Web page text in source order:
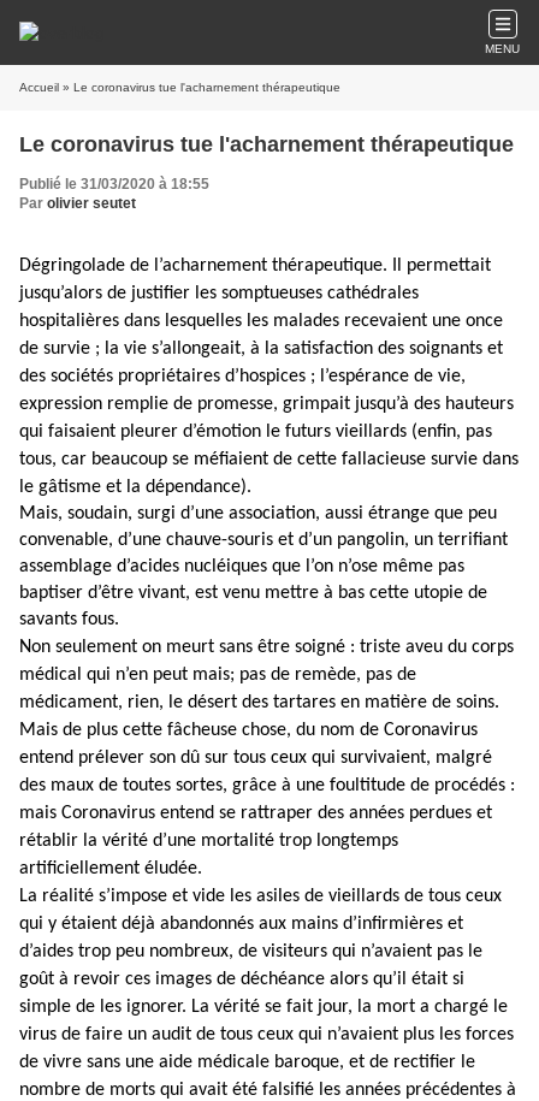
MENU
Accueil » Le coronavirus tue l'acharnement thérapeutique
Le coronavirus tue l'acharnement thérapeutique
Publié le 31/03/2020 à 18:55
Par olivier seutet
Dégringolade de l’acharnement thérapeutique. Il permettait
jusqu’alors de justifier les somptueuses cathédrales
hospitalières dans lesquelles les malades recevaient une once
de survie ; la vie s’allongeait, à la satisfaction des soignants et
des sociétés propriétaires d’hospices ; l’espérance de vie,
expression remplie de promesse, grimpait jusqu’à des hauteurs
qui faisaient pleurer d’émotion le futurs vieillards (enfin, pas
tous, car beaucoup se méfiaient de cette fallacieuse survie dans
le gâtisme et la dépendance).
Mais, soudain, surgi d’une association, aussi étrange que peu
convenable, d’une chauve-souris et d’un pangolin, un terrifiant
assemblage d’acides nucléiques que l’on n’ose même pas
baptiser d’être vivant, est venu mettre à bas cette utopie de
savants fous.
Non seulement on meurt sans être soigné : triste aveu du corps
médical qui n’en peut mais; pas de remède, pas de
médicament, rien, le désert des tartares en matière de soins.
Mais de plus cette fâcheuse chose, du nom de Coronavirus
entend prélever son dû sur tous ceux qui survivaient, malgré
des maux de toutes sortes, grâce à une foultitude de procédés :
mais Coronavirus entend se rattraper des années perdues et
rétablir la vérité d’une mortalité trop longtemps
artificiellement éludée.
La réalité s’impose et vide les asiles de vieillards de tous ceux
qui y étaient déjà abandonnés aux mains d’infirmières et
d’aides trop peu nombreux, de visiteurs qui n’avaient pas le
goût à revoir ces images de déchéance alors qu’il était si
simple de les ignorer. La vérité se fait jour, la mort a chargé le
virus de faire un audit de tous ceux qui n’avaient plus les forces
de vivre sans une aide médicale baroque, et de rectifier le
nombre de morts qui avait été falsifié les années précédentes à